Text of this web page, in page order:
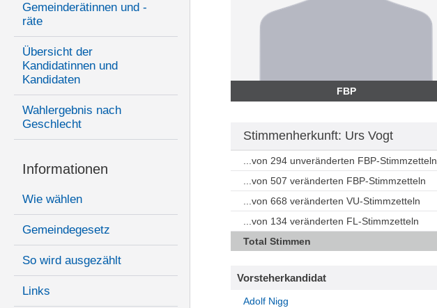
Gemeinderätinnen und -
räte
Übersicht der
Kandidatinnen und
Kandidaten
Wahlergebnis nach
Geschlecht
Informationen
Wie wählen
Gemeindegesetz
So wird ausgezählt
Links
FBP
Stimmenherkunft: Urs Vogt
...von 294 unveränderten FBP-Stimmzetteln
...von 507 veränderten FBP-Stimmzetteln
...von 668 veränderten VU-Stimmzetteln
...von 134 veränderten FL-Stimmzetteln
Total Stimmen
Vorsteherkandidat
Adolf Nigg